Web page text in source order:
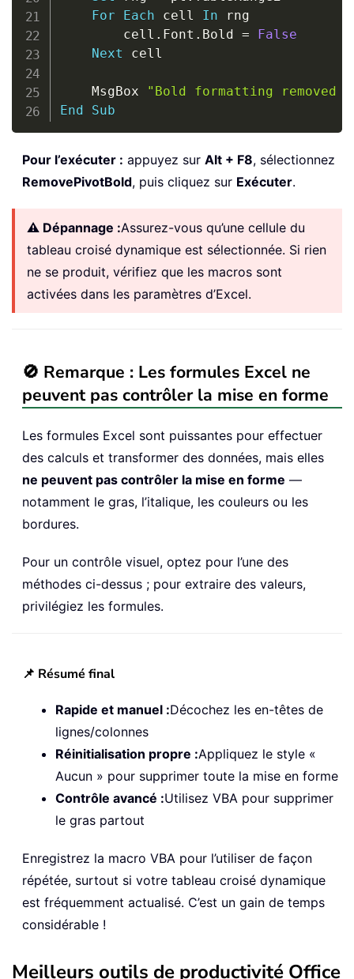
For
Each cell In rng
        cell
. Font . Bold =
False
Next cell
    MsgBox
"Bold formatting
End
Sub
Pour l’exécuter : appuyez sur Alt + F8, sélectionnez
RemovePivotBold, puis cliquez sur Exécuter.
⚠️ Dépannage :Assurez-vous qu’une cellule du
tableau croisé dynamique est sélectionnée. Si rien
ne se produit, vérifiez que les macros sont
activées dans les paramètres d’Excel.
🚫 Remarque : Les formules Excel ne
peuvent pas contrôler la mise en forme
Les formules Excel sont puissantes pour effectuer
des calculs et transformer des données, mais elles
ne peuvent pas contrôler la mise en forme —
notamment le gras, l’italique, les couleurs ou les
bordures.
Pour un contrôle visuel, optez pour l’une des
méthodes ci-dessus ; pour extraire des valeurs,
privilégiez les formules.
📌 Résumé final
Rapide et manuel :Décochez les en-têtes de
lignes/colonnes
Réinitialisation propre :Appliquez le style «
Aucun » pour supprimer toute la mise en forme
Contrôle avancé :Utilisez VBA pour supprimer
le gras partout
Enregistrez la macro VBA pour l’utiliser de façon
répétée, surtout si votre tableau croisé dynamique
est fréquemment actualisé. C’est un gain de temps
considérable !
Meilleurs outils de productivité Office